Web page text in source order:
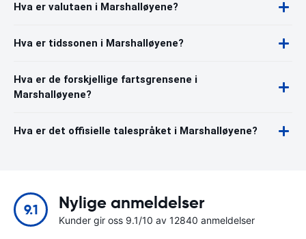
Hva er valutaen i Marshalløyene?
Hva er tidssonen i Marshalløyene?
Hva er de forskjellige fartsgrensene i
Marshalløyene?
Hva er det offisielle talespråket i Marshalløyene?
9.1 Nylige anmeldelser
Kunder gir oss 9.1/10 av 12840 anmeldelser